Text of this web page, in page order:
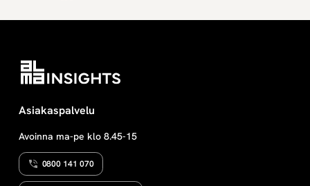
Asiakaspalvelu
Avoinna ma-pe klo 8.45-15
0800 141 070